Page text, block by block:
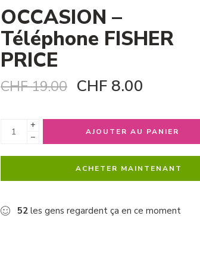
OCCASION –
Téléphone FISHER
PRICE
CHF19.00 CHF 8.00
+
−
AJOUTER AU PANIER
ACHETER MAINTENANT
52 les gens regardent ça en ce moment